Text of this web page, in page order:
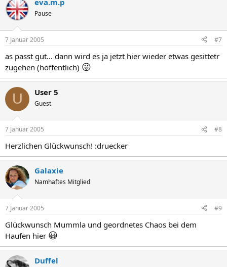
eva.m.p
Pause
7 Januar 2005 #7
as passt gut... dann wird es ja jetzt hier wieder etwas gesittetr
zugehen (hoffentlich) 😛
U User 5
Guest
7 Januar 2005 #8
Herzlichen Glückwunsch! :druecker
Galaxie
Namhaftes Mitglied
7 Januar 2005 #9
Glückwunsch Mummla und geordnetes Chaos bei dem
Haufen hier 😀
Duffel